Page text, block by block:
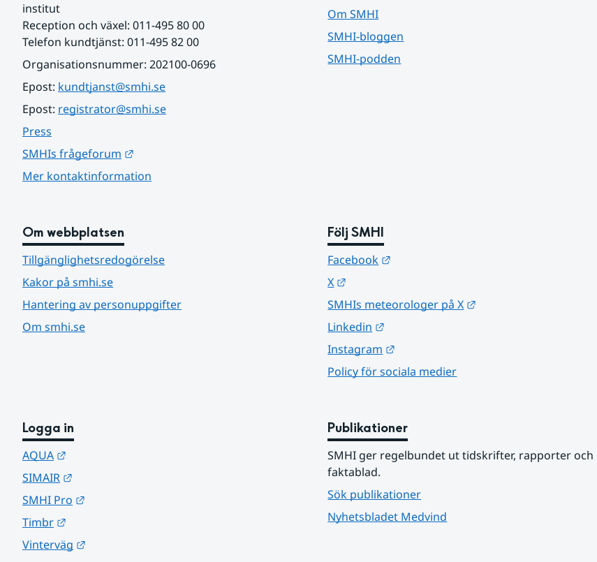
institut
Reception och växel: 011-495 80 00
Telefon kundtjänst: 011-495 82 00
Organisationsnummer: 202100-0696
Epost: kundtjanst@smhi.se
Epost: registrator@smhi.se
Press
SMHIs frågeforum
Mer kontaktinformation
Om SMHI
SMHI-bloggen
SMHI-podden
Om webbplatsen
Tillgänglighetsredogörelse
Kakor på smhi.se
Hantering av personuppgifter
Om smhi.se
Följ SMHI
Facebook
X
SMHIs meteorologer på X
Linkedin
Instagram
Policy för sociala medier
Logga in
AQUA
SIMAIR
SMHI Pro
Timbr
Vinterväg
Publikationer
SMHI ger regelbundet ut tidskrifter, rapporter och
faktablad.
Sök publikationer
Nyhetsbladet Medvind